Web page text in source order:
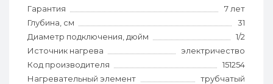
Гарантия
7 лет
Глубина, см
31
Диаметр подключения, дюйм
1/2
Источник нагрева
электричество
Код производителя
151254
Нагревательный элемент
трубчатый